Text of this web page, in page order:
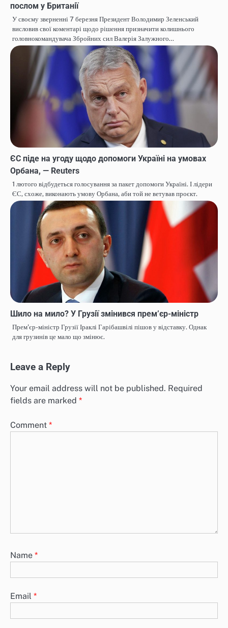
послом у Британії
У своєму зверненні 7 березня Президент Володимир Зеленський
висловив свої коментарі щодо рішення призначити колишнього
головнокомандувача Збройних сил Валерія Залужного…
ЄС піде на угоду щодо допомоги Україні на умовах
Орбана, — Reuters
1 лютого відбудеться голосування за пакет допомоги Україні. І лідери
ЄС, схоже, виконають умову Орбана, аби той не ветував проєкт.
Шило на мило? У Грузії змінився прем’єр-міністр
Прем'єр-міністр Грузії Іраклі Гарібашвілі пішов у відставку. Однак
для грузинів це мало що змінює.
Leave a Reply
Your email address will not be published. Required
fields are marked *
Comment *
Name *
Email *